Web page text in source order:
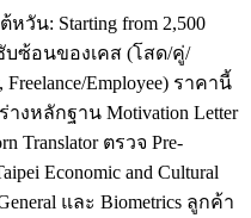
วัน: Starting from 2,500
บซ้อนของเคส (โสด/คู่/
Employee) ราคานี้
งหลักฐาน Motivation Letter
Translator ตรวจ Pre-
Economic and Cultural
และ Biometrics ลูกค้า